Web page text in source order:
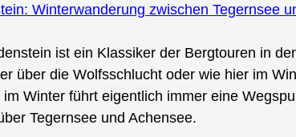
Winterwanderung zwischen Tegernsee
ist ein Klassiker der Bergtouren in
über die Wolfsschlucht oder wie hier im
im Winter führt eigentlich immer eine
Tegernsee und Achensee.